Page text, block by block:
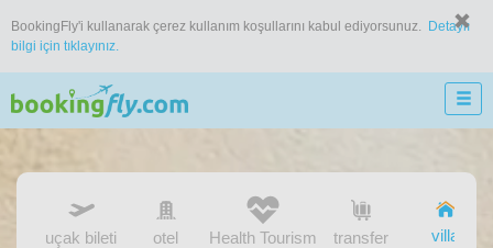
BookingFly'i kullanarak çerez kullanım koşullarını kabul ediyorsunuz.
Detaylı
bilgi için tıklayınız.
uçak bileti otel transfer villa
Health Tourism